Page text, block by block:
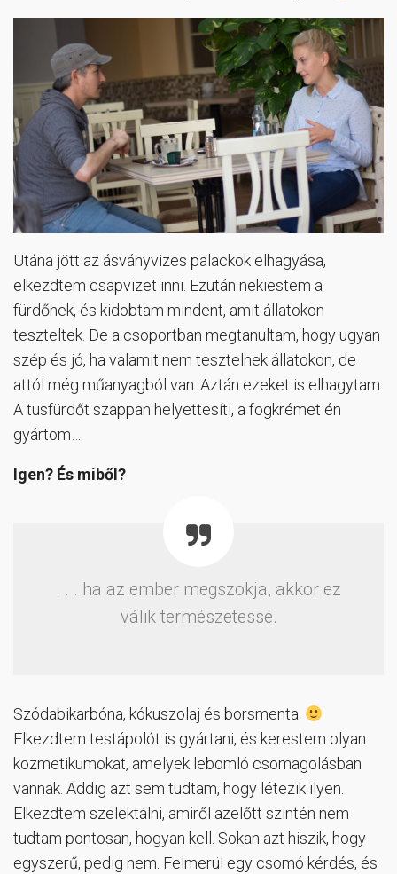
Utána jött az ásványvizes palackok elhagyása,
elkezdtem csapvizet inni. Ezután nekiestem a
fürdőnek, és kidobtam mindent, amit állatokon
teszteltek. De a csoportban megtanultam, hogy ugyan
szép és jó, ha valamit nem tesztelnek állatokon, de
attól még műanyagból van. Aztán ezeket is elhagytam.
A tusfürdőt szappan helyettesíti, a fogkrémet én
gyártom…
Igen? És miből?
. . . ha az ember megszokja, akkor ez
válik természetessé.
Szódabikarbóna, kókuszolaj és borsmenta.
Elkezdtem testápolót is gyártani, és kerestem olyan
kozmetikumokat, amelyek lebomló csomagolásban
vannak. Addig azt sem tudtam, hogy létezik ilyen.
Elkezdtem szelektálni, amiről azelőtt szintén nem
tudtam pontosan, hogyan kell. Sokan azt hiszik, hogy
egyszerű, pedig nem. Felmerül egy csomó kérdés, és